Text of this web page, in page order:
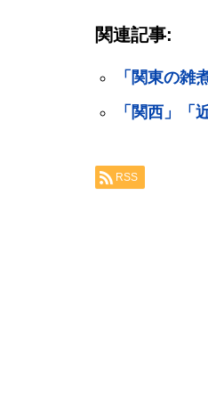
関連記事:
「関東の雑
「関西」「
RSS